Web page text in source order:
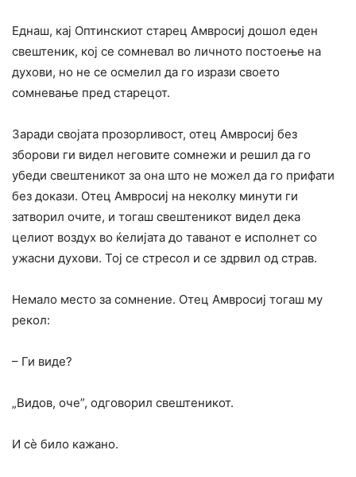
Еднаш, кај Оптинскиот старец Амвросиј дошол еден
свештеник, кој се сомневал во личното постоење на
духови, но не се осмелил да го изрази своето
сомневање пред старецот.
Заради својата прозорливост, отец Амвросиј без
зборови ги видел неговите сомнежи и решил да го
убеди свештеникот за она што не можел да го прифати
без докази. Отец Амвросиј на неколку минути ги
затворил очите, и тогаш свештеникот видел дека
целиот воздух во ќелијата до таванот е исполнет со
ужасни духови. Тој се стресол и се здрвил од страв.
Немало место за сомнение. Отец Амвросиј тогаш му
рекол:
– Ги виде?
„Видов, оче”, одговорил свештеникот.
И сè било кажано.